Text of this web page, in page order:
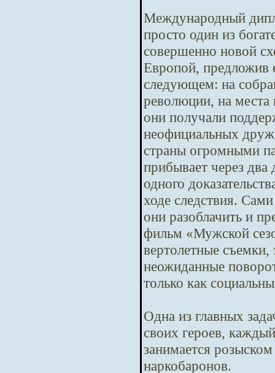
Международный
просто один из
совершенно новой
Европой, предложив
следующем: на
революции, на места
они получали
неофициальных
страны огромными
прибывает через
одного
ходе следствия.
они разоблачить и
фильм «Мужской
вертолетные
неожиданные
только как
Одна из главных
своих героев,
занимается
наркобаронов.